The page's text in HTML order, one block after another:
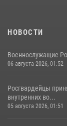
НОВОСТИ
Военнослужащие
06 августа 2026, 01:52
Росгвардейцы
внутренних во...
05 августа 2026, 01:51